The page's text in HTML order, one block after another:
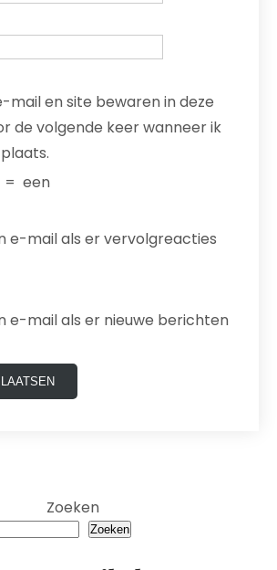
mail en site bewaren in deze
de volgende keer wanneer ik
= een
e-mail als er vervolgreacties
e-mail als er nieuwe berichten
Zoeken
Zoeken